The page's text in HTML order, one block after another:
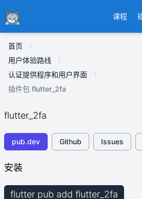
Ducafecat 课程
首页
用户体验路线
认证提供程序和用户界面
插件包 flutter_2fa
flutter_2fa
pub.dev Github Issues
安装
flutter pub add flutter_2fa